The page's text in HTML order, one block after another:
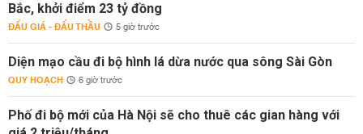
Bắc, khởi điểm 23 tỷ đồng
ĐẤU GIÁ - ĐẤU THẦU 5 giờ trước
Diện mạo cầu đi bộ hình lá dừa nước qua sông Sài Gòn
QUY HOẠCH 6 giờ trước
Phố đi bộ mới của Hà Nội sẽ cho thuê các gian hàng với